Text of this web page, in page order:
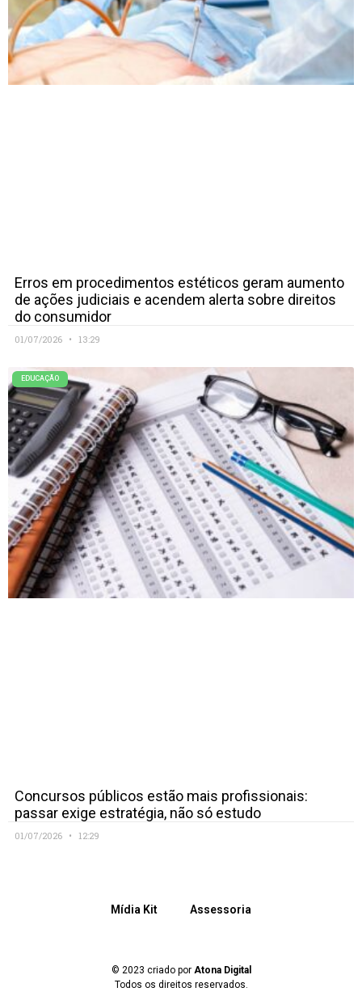
Erros em procedimentos estéticos geram aumento
de ações judiciais e acendem alerta sobre direitos
do consumidor
01/07/2026 13:29
EDUCAÇÃO
Concursos públicos estão mais profissionais:
passar exige estratégia, não só estudo
01/07/2026 12:29
Mídia Kit Assessoria
© 2023 criado por Atona Digital
Todos os direitos reservados.